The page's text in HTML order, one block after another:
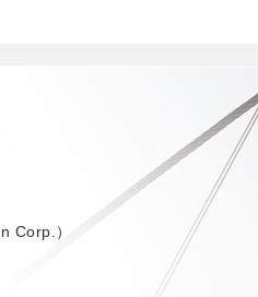
Corp.）